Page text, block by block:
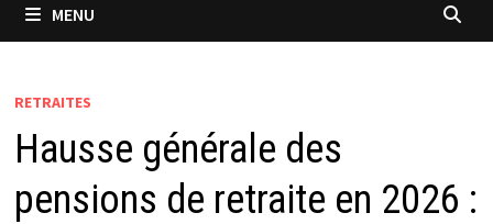
MENU
RETRAITES
Hausse générale des
pensions de retraite en 2026 :